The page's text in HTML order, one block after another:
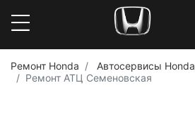
Ремонт Honda
Автосервисы Honda
Ремонт АТЦ Семеновская